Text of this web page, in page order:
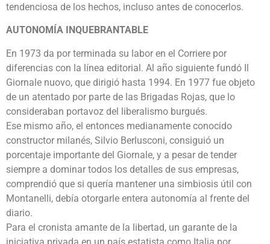
tendenciosa de los hechos, incluso antes de conocerlos.
AUTONOMÍA INQUEBRANTABLE
En 1973 da por terminada su labor en el Corriere por
diferencias con la línea editorial. Al año siguiente fundó Il
Giornale nuovo, que dirigió hasta 1994. En 1977 fue objeto
de un atentado por parte de las Brigadas Rojas, que lo
consideraban portavoz del liberalismo burgués.
Ese mismo año, el entonces medianamente conocido
constructor milanés, Silvio Berlusconi, consiguió un
porcentaje importante del Giornale, y a pesar de tender
siempre a dominar todos los detalles de sus empresas,
comprendió que si quería mantener una simbiosis útil con
Montanelli, debía otorgarle entera autonomía al frente del
diario.
Para el cronista amante de la libertad, un garante de la
iniciativa privada en un país estatista como Italia por